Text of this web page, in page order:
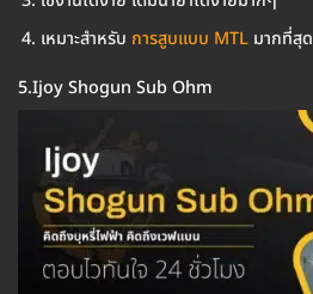
เหมาะสำหรับ การสูบแบบ MTLมากที่สุด
5.Ijoy Shogun Sub Ohm